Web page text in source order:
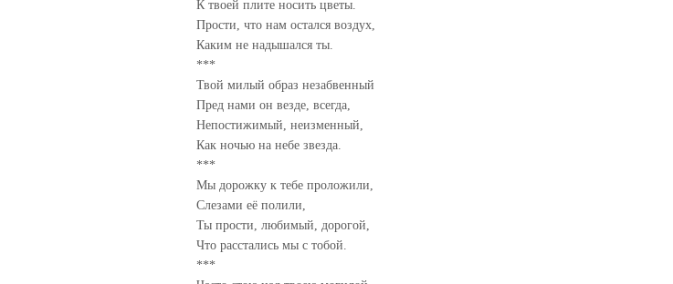
К твоей плите носить цветы.
Прости, что нам остался воздух,
Каким не надышался ты.
***
Твой милый образ незабвенный
Пред нами он везде, всегда,
Непостижимый, неизменный,
Как ночью на небе звезда.
***
Мы дорожку к тебе проложили,
Слезами её полили,
Ты прости, любимый, дорогой,
Что расстались мы с тобой.
***